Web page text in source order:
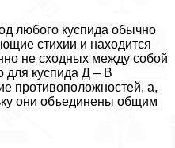
любого куспида обычно
стихии и находится
не сходных между собой
для куспида Д – В
противоположностей, а,
они объединены общим